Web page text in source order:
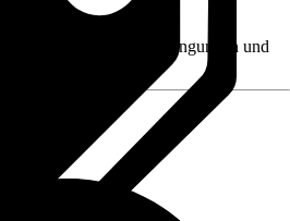
wie z. B. Rückgabebedingungen und
Verkäufernamen.